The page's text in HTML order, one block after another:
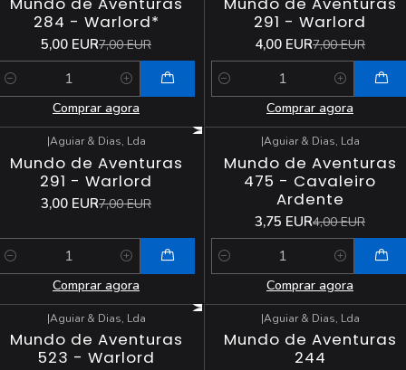
284 - Warlord*
5,00 EUR7,00 EUR
Comprar agora
291 - Warlord
4,00 EUR7,00 EUR
Quantidade
Comprar agora
DESCONTO
|Aguiar & Dias, Lda
Mundo de Aventuras
291 - Warlord
3,00 EUR7,00 EUR
Comprar agora
DESCONTO
|Aguiar & Dias, Lda
Mundo de Aventuras
475 - Cavaleiro
Ardente
3,75 EUR4,00 EUR
Quantidade
Comprar agora
Esgotado
|Aguiar & Dias, Lda
Mundo de Aventuras
523 - Warlord
DESCONTO
|Aguiar & Dias, Lda
Mundo de Aventuras
244